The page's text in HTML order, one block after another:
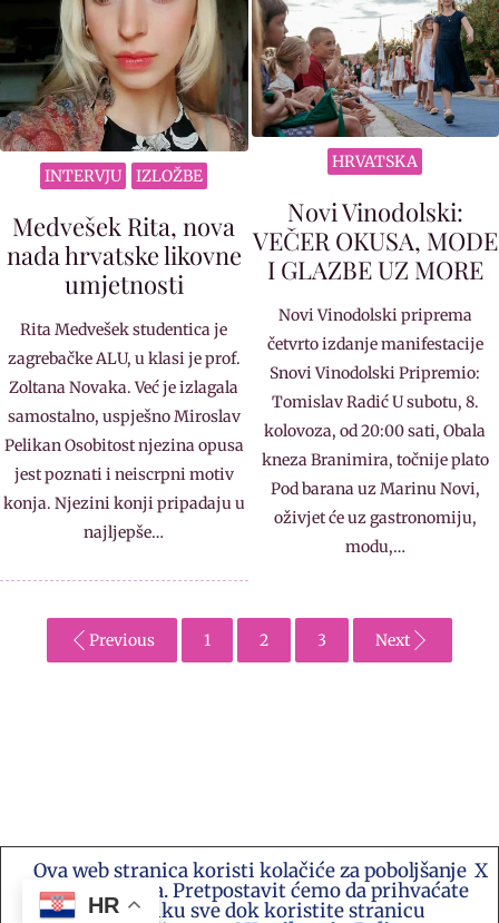
INTERVJU IZLOŽBE
Medvešek Rita, nova
nada hrvatske likovne
umjetnosti
Rita Medvešek studentica je
zagrebačke ALU, u klasi je prof.
Zoltana Novaka. Već je izlagala
samostalno, uspješno Miroslav
Pelikan Osobitost njezina opusa
jest poznati i neiscrpni motiv
konja. Njezini konji pripadaju u
najljepše…
HRVATSKA
Novi Vinodolski:
VEČER OKUSA, MODE
I GLAZBE UZ MORE
Novi Vinodolski priprema
četvrto izdanje manifestacije
Snovi Vinodolski Pripremio:
Tomislav Radić U subotu, 8.
kolovoza, od 20:00 sati, Obala
kneza Branimira, točnije plato
Pod barana uz Marinu Novi,
oživjet će uz gastronomiju,
modu,…
Previous 1 2 3 Next
Kontakt e-mail: akademija.art@gmail.com •
Akademija Art Zagreb • Hrvatska stranica za
umjetnost i sve druge vijesti te platforma suradnje
HR
Ova web stranica koristi kolačiće za poboljšanje
vašeg iskustva. Pretpostavit ćemo da prihvaćate
ovu politiku sve dok koristite stranicu
X